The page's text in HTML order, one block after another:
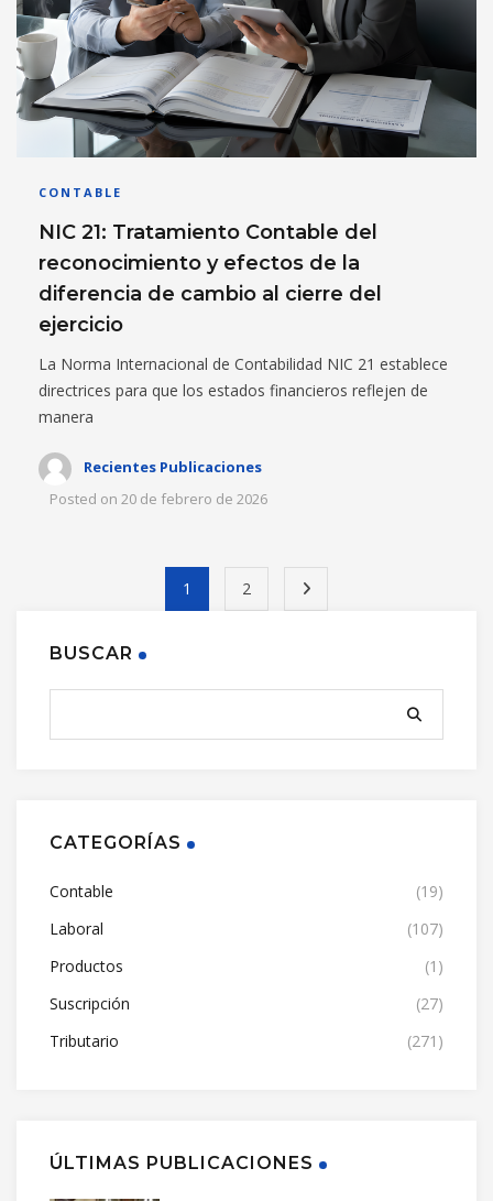
CONTABLE
NIC 21: Tratamiento Contable del
reconocimiento y efectos de la
diferencia de cambio al cierre del
ejercicio
La Norma Internacional de Contabilidad NIC 21 establece
directrices para que los estados financieros reflejen de
manera
Recientes Publicaciones
Posted on 20 de febrero de 2026
1 2
BUSCAR
CATEGORÍAS
Contable
(19)
Laboral
(107)
Productos
(1)
Suscripción
(27)
Tributario
(271)
ÚLTIMAS PUBLICACIONES